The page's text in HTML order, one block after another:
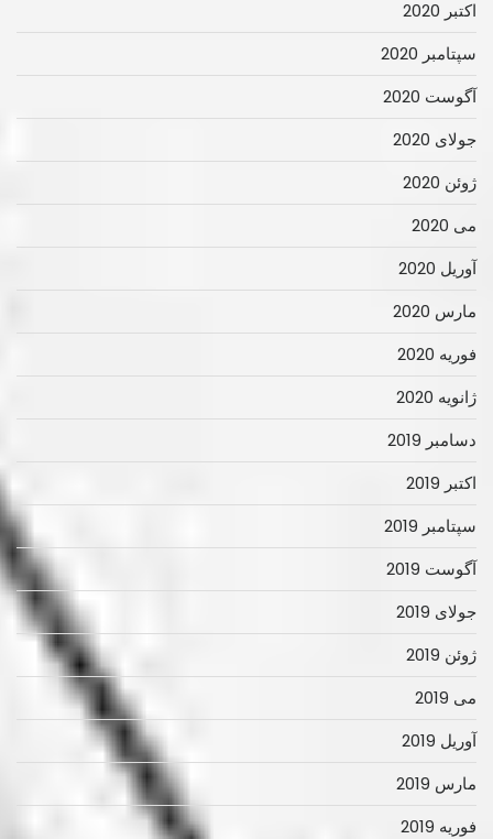
اکتبر 2020
سپتامبر 2020
آگوست 2020
جولای 2020
ژوئن 2020
می 2020
آوریل 2020
مارس 2020
فوریه 2020
ژانویه 2020
دسامبر 2019
اکتبر 2019
سپتامبر 2019
آگوست 2019
جولای 2019
ژوئن 2019
می 2019
آوریل 2019
مارس 2019
فوریه 2019